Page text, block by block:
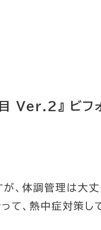
Ver.2』 ビフ
、体調管理は大丈
て、熱中症対策し